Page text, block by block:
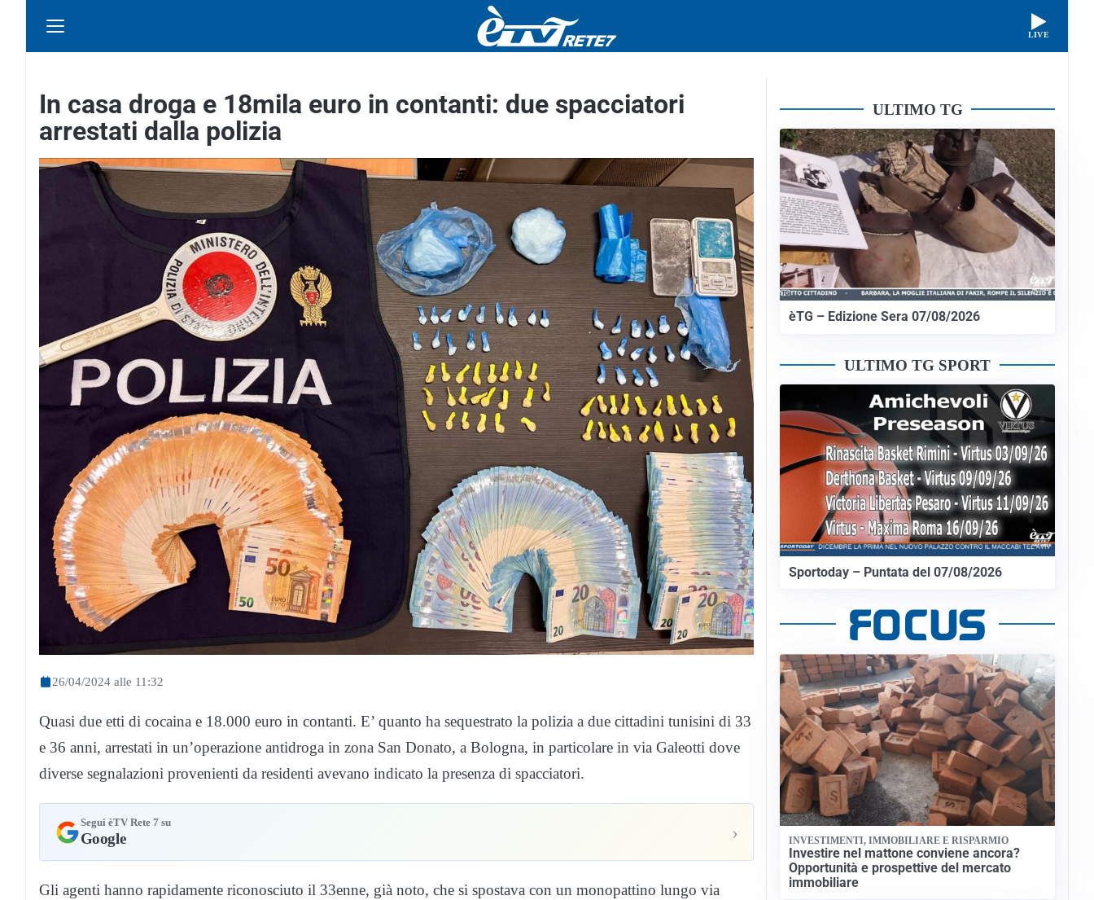
LIVE
In casa droga e 18mila euro in contanti: due spacciatori
arrestati dalla polizia
26/04/2024 alle 11:32
Quasi due etti di cocaina e 18.000 euro in contanti. E’ quanto ha sequestrato la polizia a due cittadini tunisini di 33
e 36 anni, arrestati in un’operazione antidroga in zona San Donato, a Bologna, in particolare in via Galeotti dove
diverse segnalazioni provenienti da residenti avevano indicato la presenza di spacciatori.
Segui èTV Rete 7 su
Google ›
Gli agenti hanno rapidamente riconosciuto il 33enne, già noto, che si spostava con un monopattino lungo via
ULTIMO TG
èTG – Edizione Sera 07/08/2026
ULTIMO TG SPORT
Sportoday – Puntata del 07/08/2026
INVESTIMENTI, IMMOBILIARE E RISPARMIO
Investire nel mattone conviene ancora?
Opportunità e prospettive del mercato
immobiliare